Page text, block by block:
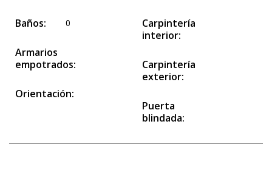
Baños: 0
Armarios
empotrados:
Orientación:
Carpintería
interior:
Carpintería
exterior:
Puerta
blindada: